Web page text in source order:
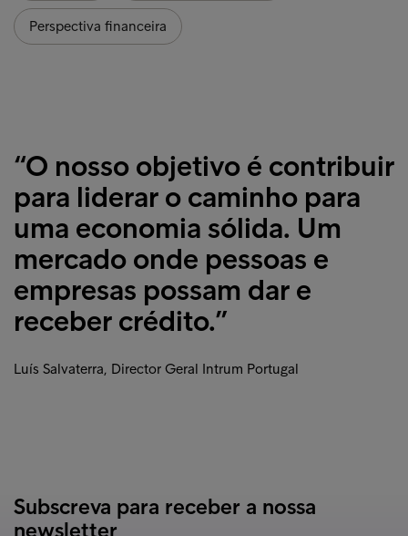
Perspectiva financeira
“O nosso objetivo é contribuir
para liderar o caminho para
uma economia sólida. Um
mercado onde pessoas e
empresas possam dar e
receber crédito.”
Luís Salvaterra, Director Geral Intrum Portugal
Subscreva para receber a nossa
newsletter